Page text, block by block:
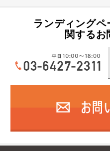
ランディングペ
関するお